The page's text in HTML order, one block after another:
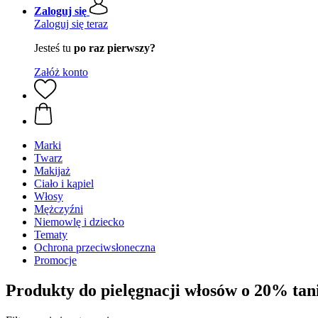
Zaloguj się
Zaloguj się teraz
Jesteś tu po raz pierwszy?
Załóż konto
Marki
Twarz
Makijaż
Ciało i kąpiel
Włosy
Mężczyźni
Niemowlę i dziecko
Tematy
Ochrona przeciwsłoneczna
Promocje
Produkty do pielęgnacji włosów o 20%